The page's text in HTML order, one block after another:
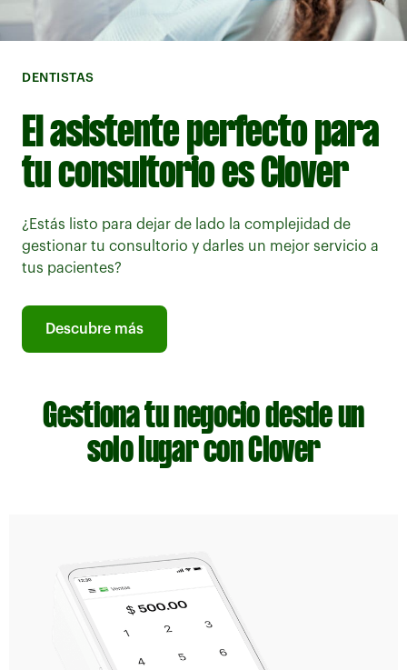
DENTISTAS
El asistente perfecto para
tu consultorio es Clover
¿Estás listo para dejar de lado la complejidad de
gestionar tu consultorio y darles un mejor servicio a
tus pacientes?
Descubre más
Gestiona tu negocio desde un
solo lugar con Clover